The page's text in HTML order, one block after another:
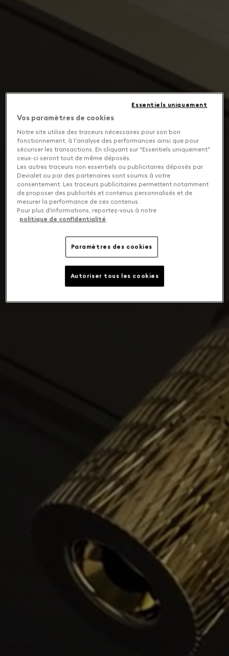
Vos paramètres de cookies
Notre site utilise des traceurs nécessaires pour son bon
fonctionnement, à l'analyse des performances ainsi que pour
sécuriser les transactions. En cliquant sur "Essentiels uniquement"
ceux-ci seront tout de même déposés.
Les autres traceurs non essentiels ou publicitaires déposés par
Devialet ou par des partenaires sont soumis à votre
consentement. Les traceurs publicitaires permettent notamment
de proposer des publicités et contenus personnalisés et de
mesurer la performance de ces contenus.
Pour plus d’informations, reportez-vous à notre
politique de confidentialité.
Paramètres des cookies
Essentiels uniquement
Autoriser tous les cookies